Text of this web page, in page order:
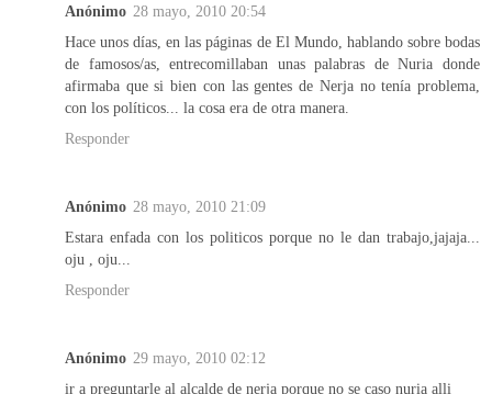
Anónimo 28 mayo, 2010 20:54
Hace unos días, en las páginas de El Mundo, hablando sobre bodas
de famosos/as, entrecomillaban unas palabras de Nuria donde
afirmaba que si bien con las gentes de Nerja no tenía problema,
con los políticos... la cosa era de otra manera.
Responder
Anónimo 28 mayo, 2010 21:09
Estara enfada con los politicos porque no le dan trabajo,jajaja...
oju , oju...
Responder
Anónimo 29 mayo, 2010 02:12
ir a preguntarle al alcalde de nerja porque no se caso nuria alli